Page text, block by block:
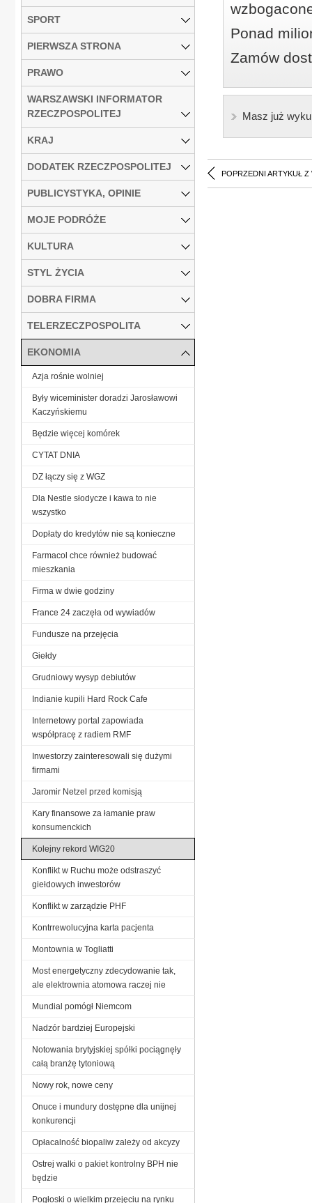
Ponad
Zamów
Masz już
POPRZEDNI ARTYKUŁ Z
SPORT
PIERWSZA STRONA
PRAWO
WARSZAWSKI INFORMATOR
RZECZPOSPOLITEJ
KRAJ
DODATEK RZECZPOSPOLITEJ
PUBLICYSTYKA, OPINIE
MOJE PODRÓŻE
KULTURA
STYL ŻYCIA
DOBRA FIRMA
TELERZECZPOSPOLITA
EKONOMIA
Azja rośnie wolniej
Były wiceminister doradzi Jarosławowi
Kaczyńskiemu
Będzie więcej komórek
CYTAT DNIA
DZ łączy się z WGZ
Dla Nestle słodycze i kawa to nie
wszystko
Dopłaty do kredytów nie są konieczne
Farmacol chce również budować
mieszkania
Firma w dwie godziny
France 24 zaczęła od wywiadów
Fundusze na przejęcia
Giełdy
Grudniowy wysyp debiutów
Indianie kupili Hard Rock Cafe
Internetowy portal zapowiada
współpracę z radiem RMF
Inwestorzy zainteresowali się dużymi
firmami
Jaromir Netzel przed komisją
Kary finansowe za łamanie praw
konsumenckich
Kolejny rekord WIG20
Konflikt w Ruchu może odstraszyć
giełdowych inwestorów
Konflikt w zarządzie PHF
Kontrrewolucyjna karta pacjenta
Montownia w Togliatti
Most energetyczny zdecydowanie tak,
ale elektrownia atomowa raczej nie
Mundial pomógł Niemcom
Nadzór bardziej Europejski
Notowania brytyjskiej spółki pociągnęły
całą branżę tytoniową
Nowy rok, nowe ceny
Onuce i mundury dostępne dla unijnej
konkurencji
Opłacalność biopaliw zależy od akcyzy
Ostrej walki o pakiet kontrolny BPH nie
będzie
Pogłoski o wielkim przejęciu na rynku